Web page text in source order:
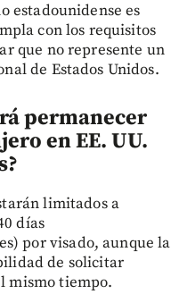
estadounidense es
con los requisitos
que no represente un
de Estados Unidos.
permanecer
en EE. UU.
limitados a
días
por visado, aunque la
de solicitar
mismo tiempo.